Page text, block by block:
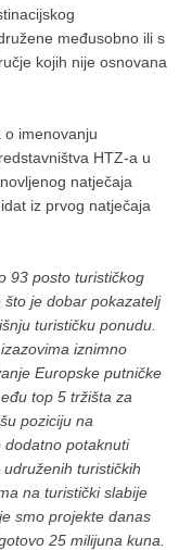
međusobno ili s
kojih nije osnovana
o imenovanju
HTZ-a u
natječaja
iz prvog natječaja
93 posto turističkog
je dobar pokazatelj
turističku ponudu.
iznimno
Europske putničke
top 5 tržišta za
poziciju na
dodatno potaknuti
turističkih
na turistički slabije
smo projekte danas
25 milijuna kuna.